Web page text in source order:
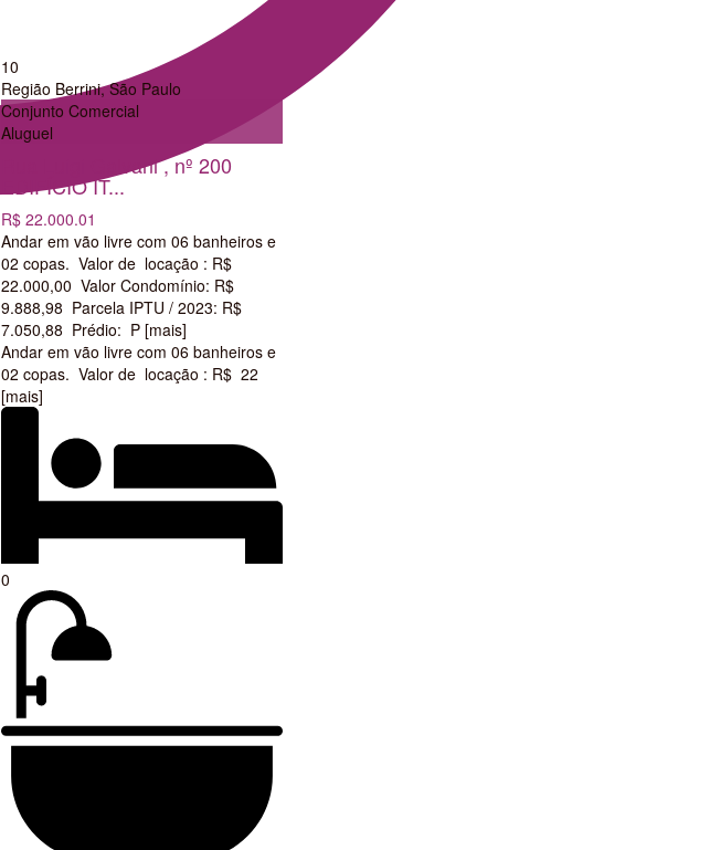
10
Região Berrini,São Paulo
Conjunto Comercial
Aluguel
Rua Luigi Galvani , nº 200
EDIFÍCIO IT...
R$ 22.000.01
Andar em vão livre com 06 banheiros e
02 copas. Valor de locação : R$
22.000,00 Valor Condomínio: R$
9.888,98 Parcela IPTU / 2023: R$
7.050,88 Prédio: P [mais]
Andar em vão livre com 06 banheiros e
02 copas. Valor de locação : R$ 22
[mais]
0